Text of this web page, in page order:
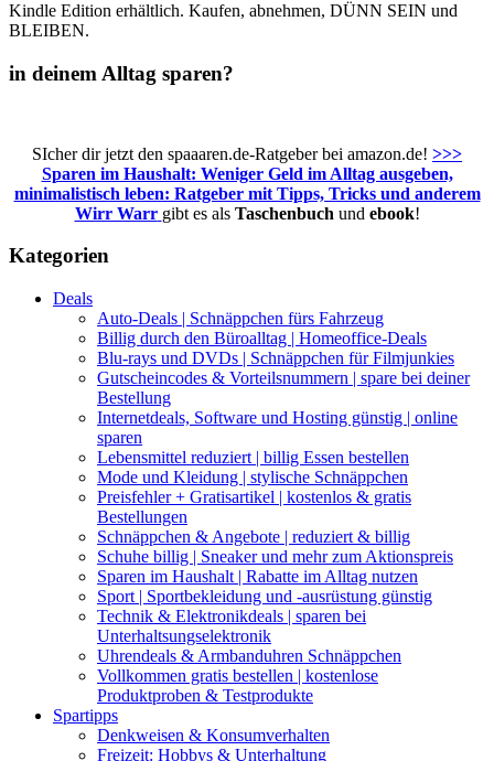
Kindle Edition erhältlich. Kaufen, abnehmen, DÜNN SEIN und
BLEIBEN.
in deinem Alltag sparen?
SIcher dir jetzt den spaaaren.de-Ratgeber bei amazon.de! >>>
Sparen im Haushalt: Weniger Geld im Alltag ausgeben,
minimalistisch leben: Ratgeber mit Tipps, Tricks und anderem
Wirr Warr gibt es als Taschenbuch und ebook!
Kategorien
Deals
Auto-Deals | Schnäppchen fürs Fahrzeug
Billig durch den Büroalltag | Homeoffice-Deals
Blu-rays und DVDs | Schnäppchen für Filmjunkies
Gutscheincodes & Vorteilsnummern | spare bei deiner
Bestellung
Internetdeals, Software und Hosting günstig | online
sparen
Lebensmittel reduziert | billig Essen bestellen
Mode und Kleidung | stylische Schnäppchen
Preisfehler + Gratisartikel | kostenlos & gratis
Bestellungen
Schnäppchen & Angebote | reduziert & billig
Schuhe billig | Sneaker und mehr zum Aktionspreis
Sparen im Haushalt | Rabatte im Alltag nutzen
Sport | Sportbekleidung und -ausrüstung günstig
Technik & Elektronikdeals | sparen bei
Unterhaltsungselektronik
Uhrendeals & Armbanduhren Schnäppchen
Vollkommen gratis bestellen | kostenlose
Produktproben & Testprodukte
Spartipps
Denkweisen & Konsumverhalten
Freizeit: Hobbys & Unterhaltung